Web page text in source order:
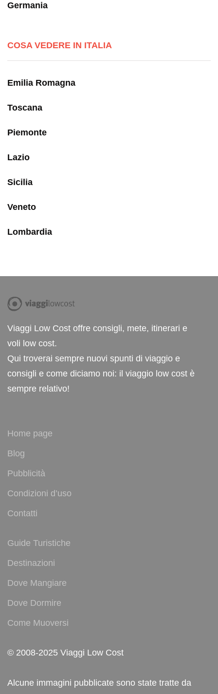
Germania
COSA VEDERE IN ITALIA
Emilia Romagna
Toscana
Piemonte
Lazio
Sicilia
Veneto
Lombardia
Viaggi Low Cost offre consigli, mete, itinerari e
voli low cost.
Qui troverai sempre nuovi spunti di viaggio e
consigli e come diciamo noi: il viaggio low cost è
sempre relativo!
Home page
Blog
Pubblicità
Condizioni d’uso
Contatti
Guide Turistiche
Destinazioni
Dove Mangiare
Dove Dormire
Come Muoversi
© 2008-2025 Viaggi Low Cost
Alcune immagini pubblicate sono state tratte da